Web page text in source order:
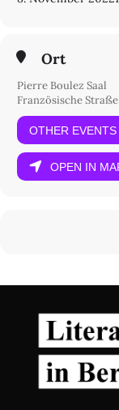
Ort
Pierre Boulez Saal
Französische
OTHER EVENTS
OPEN IN